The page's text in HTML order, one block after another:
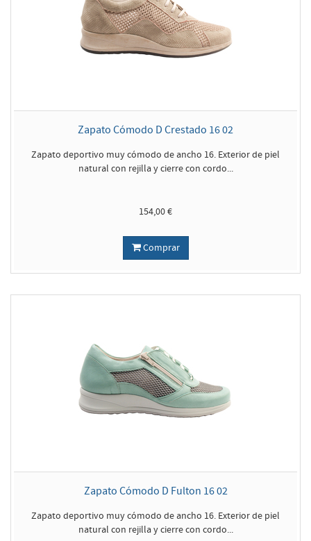
Zapato Cómodo D Crestado 16 02
Zapato deportivo muy cómodo de ancho 16. Exterior de piel
natural con rejilla y cierre con cordo...
154,00 €
Comprar
Zapato Cómodo D Fulton 16 02
Zapato deportivo muy cómodo de ancho 16. Exterior de piel
natural con rejilla y cierre con cordo...